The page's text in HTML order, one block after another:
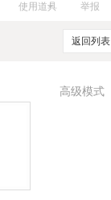
使用道具 举报
返回列表
高级模式